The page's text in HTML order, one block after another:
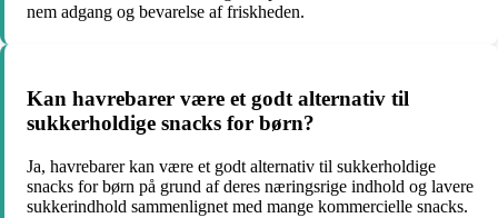
nem adgang og bevarelse af friskheden.
Kan havrebarer være et godt alternativ til
sukkerholdige snacks for børn?
Ja, havrebarer kan være et godt alternativ til sukkerholdige
snacks for børn på grund af deres næringsrige indhold og lavere
sukkerindhold sammenlignet med mange kommercielle snacks.